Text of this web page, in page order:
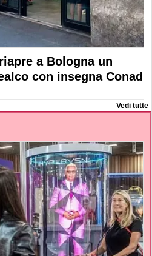
a Bologna un
con insegna Conad
Vedi tutte